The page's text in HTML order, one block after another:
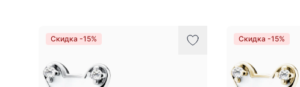
Скидка -15% Скидка -15%